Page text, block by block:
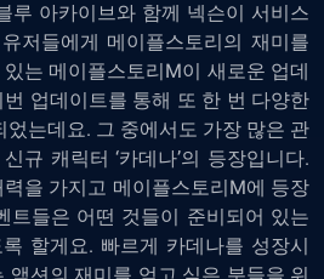
루 아카이브와 함께 넥슨이 서비스
저들에게 메이플스토리의 재미를
는 메이플스토리M이 새로운 업데
업데이트를 통해 또 한 번 다양한
었는데요. 그 중에서도 가장 많은 관
규 캐릭터 ‘카데나’의 등장입니다.
을 가지고 메이플스토리M에 등장
트들은 어떤 것들이 준비되어 있는
할게요. 빠르게 카데나를 성장시